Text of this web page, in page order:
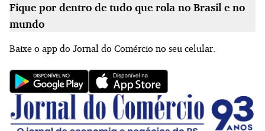
Fique por dentro de tudo que rola no Brasil e no
mundo
Baixe o app do Jornal do Comércio no seu celular.